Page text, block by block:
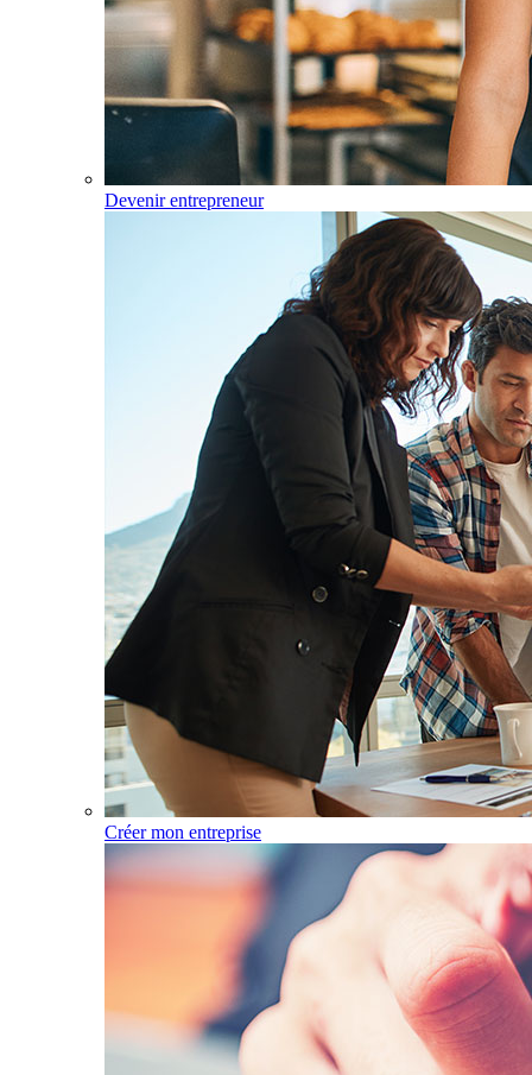
Devenir entrepreneur
Créer mon entreprise